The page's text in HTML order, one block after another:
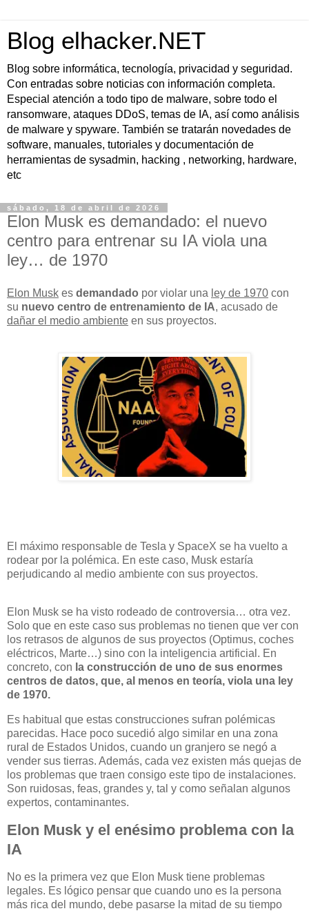
Blog elhacker.NET
Blog sobre informática, tecnología, privacidad y seguridad.
Con entradas sobre noticias con información completa.
Especial atención a todo tipo de malware, sobre todo el
ransomware, ataques DDoS, temas de IA, así como análisis
de malware y spyware. También se tratarán novedades de
software, manuales, tutoriales y documentación de
herramientas de sysadmin, hacking , networking, hardware,
etc
sábado, 18 de abril de 2026
Elon Musk es demandado: el nuevo
centro para entrenar su IA viola una
ley… de 1970
Elon Musk es demandado por violar una ley de 1970 con
su nuevo centro de entrenamiento de IA, acusado de
dañar el medio ambiente en sus proyectos.
El máximo responsable de Tesla y SpaceX se ha vuelto a
rodear por la polémica. En este caso, Musk estaría
perjudicando al medio ambiente con sus proyectos.
Elon Musk se ha visto rodeado de controversia… otra vez.
Solo que en este caso sus problemas no tienen que ver con
los retrasos de algunos de sus proyectos (Optimus, coches
eléctricos, Marte…) sino con la inteligencia artificial. En
concreto, con la construcción de uno de sus enormes
centros de datos, que, al menos en teoría, viola una ley
de 1970.
Es habitual que estas construcciones sufran polémicas
parecidas. Hace poco sucedió algo similar en una zona
rural de Estados Unidos, cuando un granjero se negó a
vender sus tierras. Además, cada vez existen más quejas de
los problemas que traen consigo este tipo de instalaciones.
Son ruidosas, feas, grandes y, tal y como señalan algunos
expertos, contaminantes.
Elon Musk y el enésimo problema con la
IA
No es la primera vez que Elon Musk tiene problemas
legales. Es lógico pensar que cuando uno es la persona
más rica del mundo, debe pasarse la mitad de su tiempo